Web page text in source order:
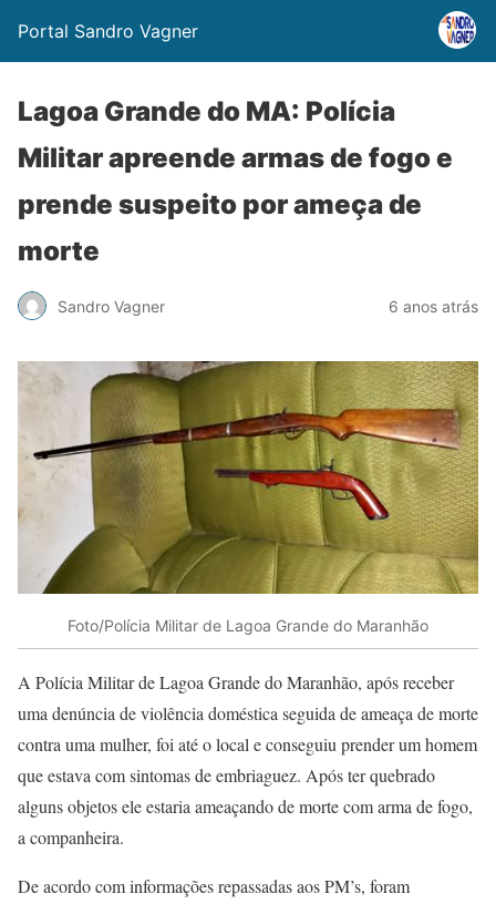
Portal Sandro Vagner
Lagoa Grande do MA: Polícia
Militar apreende armas de fogo e
prende suspeito por ameça de
morte
Sandro Vagner 6 anos atrás
Foto/Polícia Militar de Lagoa Grande do Maranhão
A Polícia Militar de Lagoa Grande do Maranhão, após receber
uma denúncia de violência doméstica seguida de ameaça de morte
contra uma mulher, foi até o local e conseguiu prender um homem
que estava com sintomas de embriaguez. Após ter quebrado
alguns objetos ele estaria ameaçando de morte com arma de fogo,
a companheira.
De acordo com informações repassadas aos PM’s, foram